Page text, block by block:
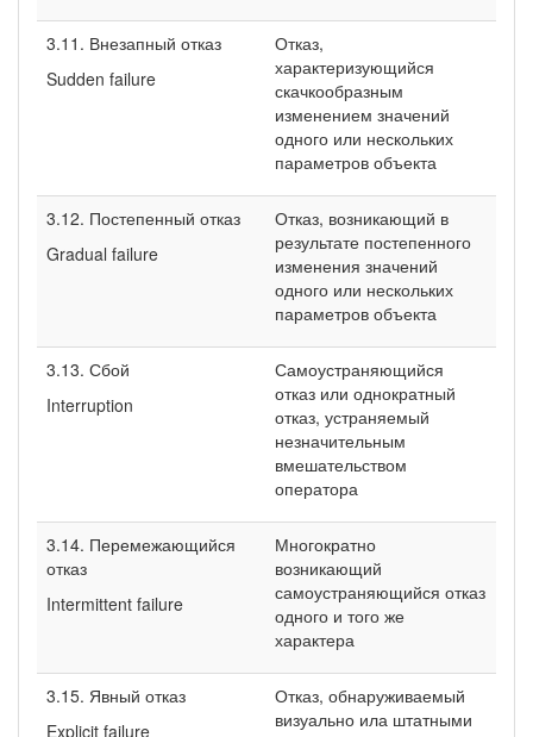
3.11. Внезапный отказ
Sudden failure
Отказ,
характеризующийся
скачкообразным
изменением значений
одного или нескольких
параметров объекта
3.12. Постепенный отказ
Gradual failure
Отказ, возникающий в
результате постепенного
изменения значений
одного или нескольких
параметров объекта
3.13. Сбой
Interruption
Самоустраняющийся
отказ или однократный
отказ, устраняемый
незначительным
вмешательством
оператора
3.14. Перемежающийся
отказ
Intermittent failure
Многократно
возникающий
самоустраняющийся отказ
одного и того же
характера
3.15. Явный отказ
Explicit failure
Отказ, обнаруживаемый
визуально ила штатными